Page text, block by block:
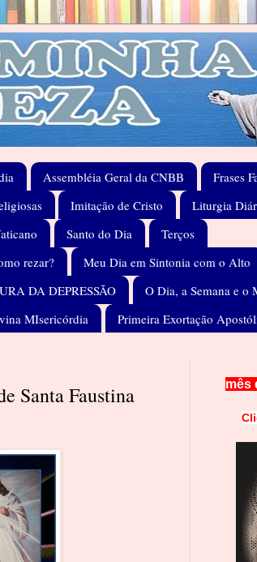
Assembléia Geral da CNBB
Frases
Imitação de Cristo
Liturgia
Santo do Dia
Terços
rezar?
Meu Dia em Sintonia com o Alto
DA DEPRESSÃO
O Dia, a Semana e o
MIsericórdia Primeira Exortação
Santa Faustina
mês